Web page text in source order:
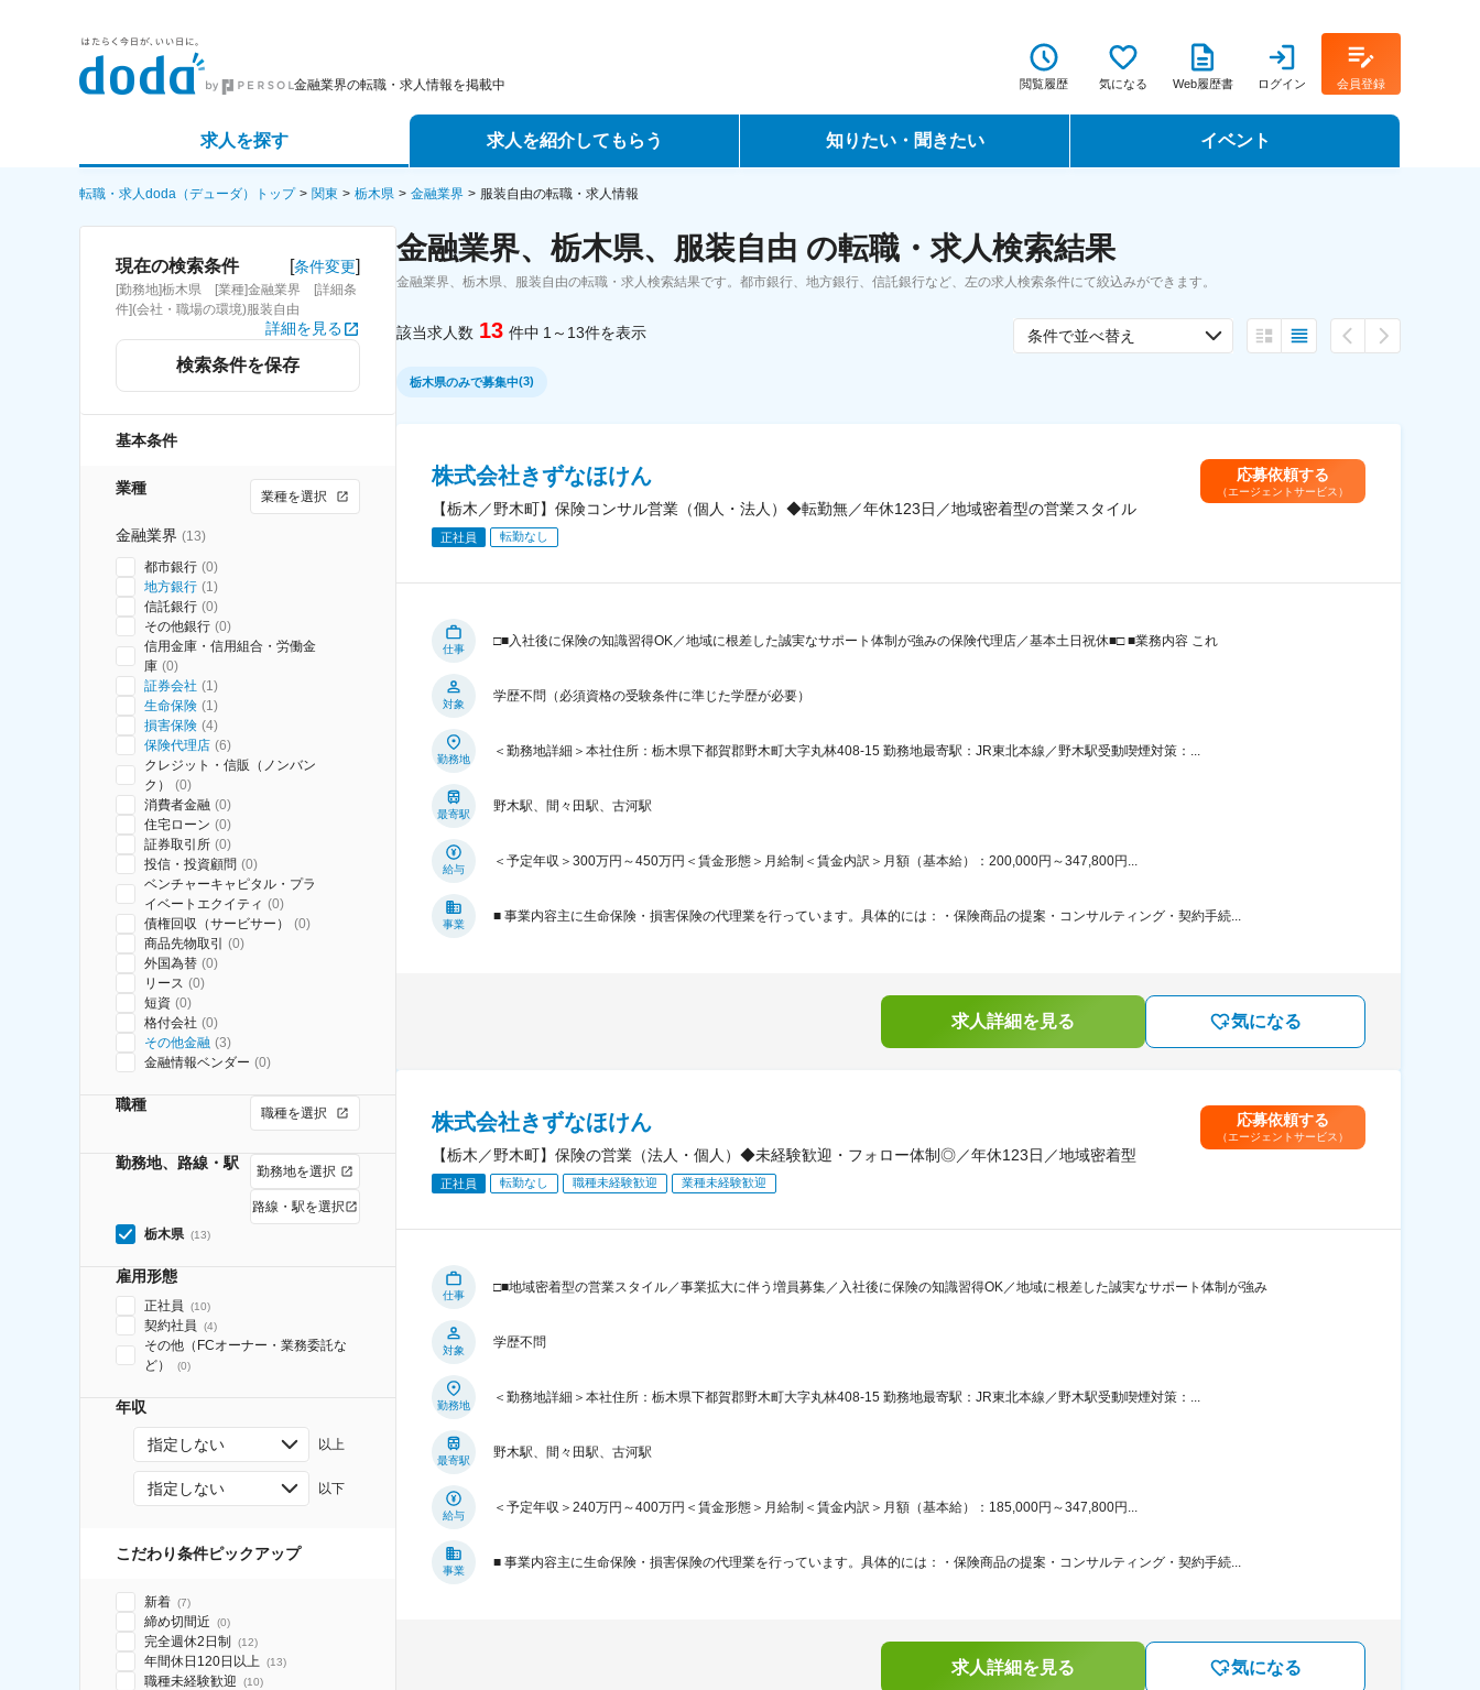
金融業界の転職・求人情報を掲載中 閲覧履歴 気になる Web履歴書 ログイン 会員登録
求人を探す
詳細条件から探す
求人特集から探す
求人を紹介してもらう
エージェントサービス
スカウトサービス
知りたい・聞きたい
データで見る転職
イベント
転職フェア
転職・求人doda（デューダ）トップ 関東 栃木県 金融業界 服装自由の転職・求人情報
現在の検索条件 [条件変更]
[勤務地]栃木県 [業種]金融業界 [詳細条
件](会社・職場の環境)服装自由
詳細を見る
検索条件を保存
基本条件
業種 業種を選択
金融業界 (13)
都市銀行 (0)
地方銀行 (1)
信託銀行 (0)
その他銀行 (0)
信用金庫・信用組合・労働金
庫 (0)
証券会社 (1)
生命保険 (1)
損害保険 (4)
保険代理店 (6)
クレジット・信販（ノンバン
ク）
(0)
消費者金融 (0)
住宅ローン (0)
証券取引所 (0)
投信・投資顧問 (0)
ベンチャーキャピタル・プラ
イベートエクイティ (0)
債権回収（サービサー）
(0)
商品先物取引
(0)
外国為替 (0)
リース (0)
短資 (0)
格付会社 (0)
その他金融 (3)
金融情報ベンダー (0)
職種 職種を選択
勤務地、路線・駅 勤務地を選択
路線・駅を選択
栃木県 (13)
雇用形態
正社員 (10)
契約社員 (4)
その他（FCオーナー・業務委託な
ど）
(0)
年収
指定しない 以上
指定しない 以下
こだわり条件ピックアップ
新着 (7)
締め切間近 (0)
完全週休2日制 (12)
年間休日120日以上 (13)
職種未経験歓迎 (10)
金融業界、栃木県、服装自由 の転職・求人検索結果
金融業界、栃木県、服装自由の転職・求人検索結果です。都市銀行、地方銀行、信託銀行など、左の求人検索条件にて絞込みができます。
該当求人数 13 件中 1～13件を表示 条件で並べ替え
栃木県のみで募集中(3)
株式会社きずなほけん
【栃木／野木町】保険コンサル営業（個人・法人）◆転勤無／年休123日／地域密着型の営業スタイル
正社員 転勤なし
応募依頼する
（エージェントサービス）
仕事
□■入社後に保険の知識習得OK／地域に根差した誠実なサポート体制が強みの保険代理店／基本土日祝休■□ ■業務内容 これ
対象
学歴不問（必須資格の受験条件に準じた学歴が必要）
勤務地
＜勤務地詳細＞本社住所：栃木県下都賀郡野木町大字丸林408-15 勤務地最寄駅：JR東北本線／野木駅受動喫煙対策：...
最寄駅
野木駅、間々田駅、古河駅
給与
＜予定年収＞300万円～450万円＜賃金形態＞月給制＜賃金内訳＞月額（基本給）：200,000円～347,800円...
事業
■ 事業内容主に生命保険・損害保険の代理業を行っています。具体的には：・保険商品の提案・コンサルティング・契約手続...
求人詳細を見る 気になる
株式会社きずなほけん
【栃木／野木町】保険の営業（法人・個人）◆未経験歓迎・フォロー体制◎／年休123日／地域密着型
正社員 転勤なし 職種未経験歓迎 業種未経験歓迎
応募依頼する
（エージェントサービス）
仕事
□■地域密着型の営業スタイル／事業拡大に伴う増員募集／入社後に保険の知識習得OK／地域に根差した誠実なサポート体制が強み
対象
学歴不問
勤務地
＜勤務地詳細＞本社住所：栃木県下都賀郡野木町大字丸林408-15 勤務地最寄駅：JR東北本線／野木駅受動喫煙対策：...
最寄駅
野木駅、間々田駅、古河駅
給与
＜予定年収＞240万円～400万円＜賃金形態＞月給制＜賃金内訳＞月額（基本給）：185,000円～347,800円...
事業
■ 事業内容主に生命保険・損害保険の代理業を行っています。具体的には：・保険商品の提案・コンサルティング・契約手続...
求人詳細を見る 気になる